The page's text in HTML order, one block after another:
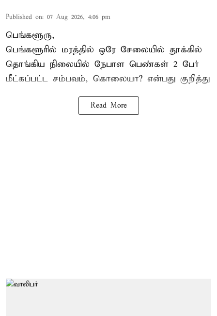
Published on: 07 Aug 2026, 4:06 pm
பெங்களூரு,
பெங்களூரில் மரத்தில் ஒரே சேலையில் தூக்கில்
தொங்கிய நிலையில் நேபாள பெண்கள் 2 பேர்
மீட்கப்பட்ட சம்பவம், கொலையா? என்பது குறித்து
Read More